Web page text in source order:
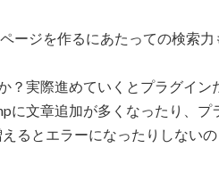
ージを作るにあたっての検索力
？実際進めていくとプラグイン
に文章追加が多くなったり、プ
るとエラーになったりしないの